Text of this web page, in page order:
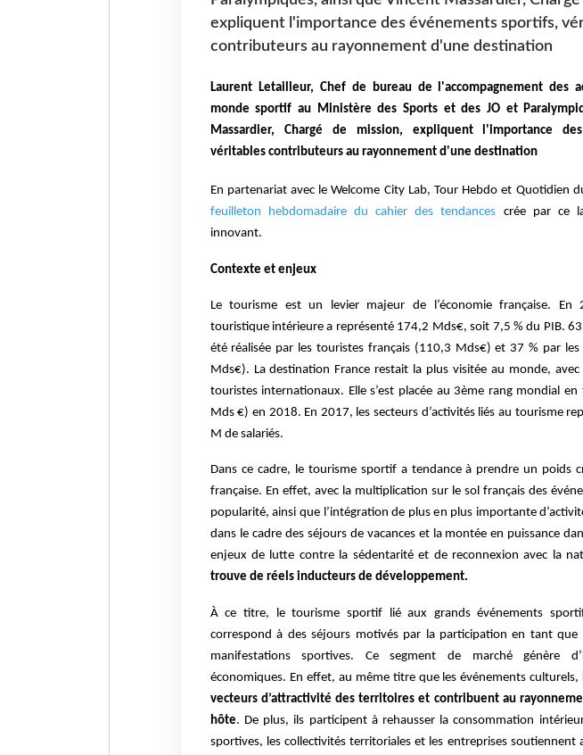
expliquent l'importance des événements sportifs,
contributeurs au rayonnement d'une destination
Laurent Letailleur, Chef de bureau de l'accompagnement des
monde sportif au Ministère des Sports et des JO et
Massardier, Chargé de mission, expliquent l'importance
véritables contributeurs au rayonnement d'une destination
En partenariat avec le Welcome City Lab, Tour Hebdo et Quotidien
feuilleton hebdomadaire du cahier des tendances crée par ce
innovant.
Contexte et enjeux
Le tourisme est un levier majeur de l’économie française. En
touristique intérieure a représenté 174,2 Mds€, soit 7,5 % du PIB.
été réalisée par les touristes français (110,3 Mds€) et 37 % par
Mds€). La destination France restait la plus visitée au monde, avec
touristes internationaux. Elle s’est placée au 3ème rang mondial
Mds €) en 2018. En 2017, les secteurs d’activités liés au tourisme
M de salariés.
Dans ce cadre, le tourisme sportif a tendance à prendre un poids
française. En effet, avec la multiplication sur le sol français des
popularité, ainsi que l’intégration de plus en plus importante
dans le cadre des séjours de vacances et la montée en puissance
enjeux de lutte contre la sédentarité et de reconnexion avec la
trouve de réels inducteurs de développement.
À ce titre, le tourisme sportif lié aux grands événements
correspond à des séjours motivés par la participation en tant que
manifestations sportives. Ce segment de marché génère
économiques. En effet, au même titre que les événements culturels,
vecteurs d’attractivité des territoires et contribuent au
hôte. De plus, ils participent à rehausser la consommation
sportives, les collectivités territoriales et les entreprises soutiennent